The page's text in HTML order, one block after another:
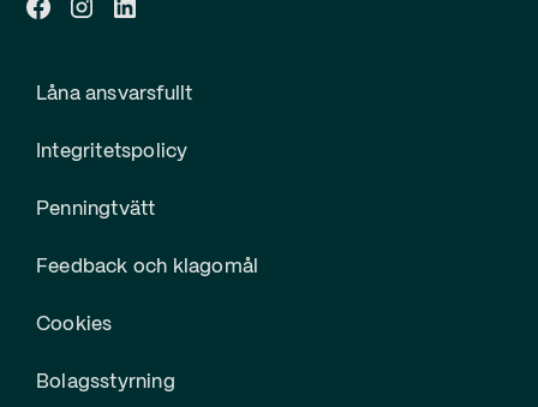
Låna ansvarsfullt
Integritetspolicy
Penningtvätt
Feedback och klagomål
Cookies
Bolagsstyrning